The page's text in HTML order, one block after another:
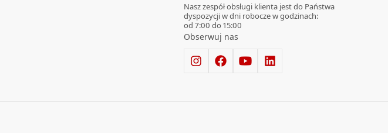
Nasz zespół obsługi klienta jest do Państwa
dyspozycji w dni robocze w godzinach:
od 7:00 do 15:00
Obserwuj nas